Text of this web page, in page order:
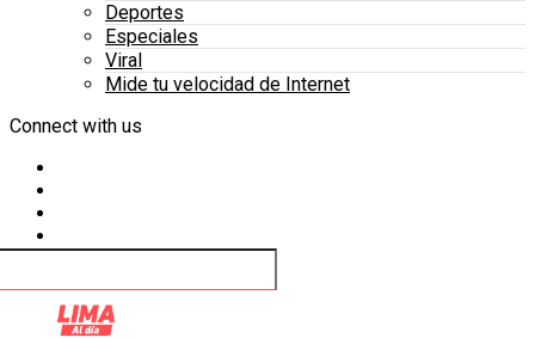
Deportes
Especiales
Viral
Mide tu velocidad de Internet
Connect with us